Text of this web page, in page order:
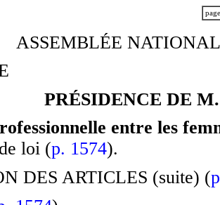
ASSEMBLÉE
PRÉSIDENCE DE
entre les
loi (p. 1574).
DES ARTICLES (suite) (